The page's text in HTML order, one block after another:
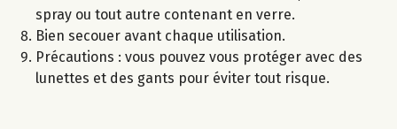
spray ou tout autre contenant en verre.
Bien secouer avant chaque utilisation.
Précautions : vous pouvez vous protéger avec des
lunettes et des gants pour éviter tout risque.